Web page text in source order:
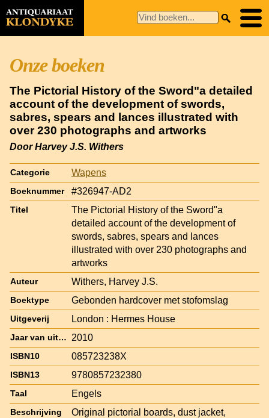
Onze boeken
The Pictorial History of the Sword"a detailed
account of the development of swords,
sabres, spears and lances illustrated with
over 230 photographs and artworks
Door Harvey J.S. Withers
Categorie Wapens
Boeknummer #326947-AD2
Titel
The Pictorial History of the Sword"a
detailed account of the development of
swords, sabres, spears and lances
illustrated with over 230 photographs and
artworks
Auteur Withers, Harvey J.S.
Boektype Gebonden hardcover met stofomslag
Uitgeverij London : Hermes House
Jaar van uitgave 2010
ISBN10 085723238X
ISBN13 9780857232380
Taal Engels
Beschrijving
Original pictorial boards, dust jacket,